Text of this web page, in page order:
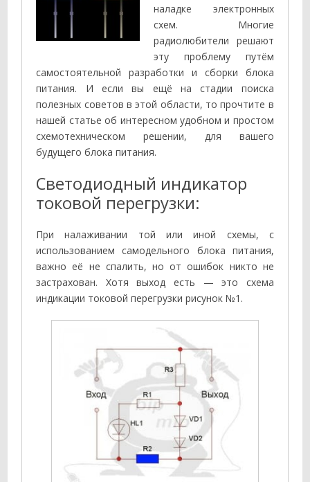
наладке электронных
схем. Многие
радиолюбители решают
эту проблему путём
самостоятельной разработки и сборки блока
питания. И если вы ещё на стадии поиска
полезных советов в этой области, то прочтите в
нашей статье об интересном удобном и простом
схемотехническом решении, для вашего
будущего блока питания.
Светодиодный индикатор
токовой перегрузки:
При налаживании той или иной схемы, с
использованием самодельного блока питания,
важно её не спалить, но от ошибок никто не
застрахован. Хотя выход есть — это схема
индикации токовой перегрузки рисунок №1.